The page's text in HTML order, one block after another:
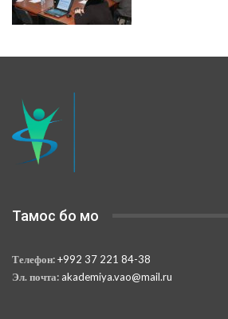
Тамос бо мо
Телефон:+992 37 221 84-38
Эл. почта: akademiya.vao@mail.ru